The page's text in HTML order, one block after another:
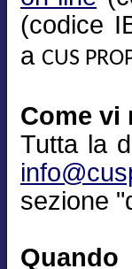
(codice
a CUS
Come vi
Tutta la
sezione